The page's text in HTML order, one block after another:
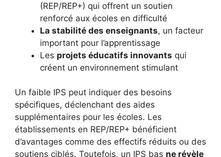
(REP/REP+) qui offrent un soutien
renforcé aux écoles en difficulté
La stabilité des enseignants, un facteur
important pour l’apprentissage
Les projets éducatifs innovants qui
créent un environnement stimulant
Un faible IPS peut indiquer des besoins
spécifiques, déclenchant des aides
supplémentaires pour les écoles. Les
établissements en REP/REP+ bénéficient
d’avantages comme des effectifs réduits ou des
soutiens ciblés. Toutefois, un IPS bas ne révèle